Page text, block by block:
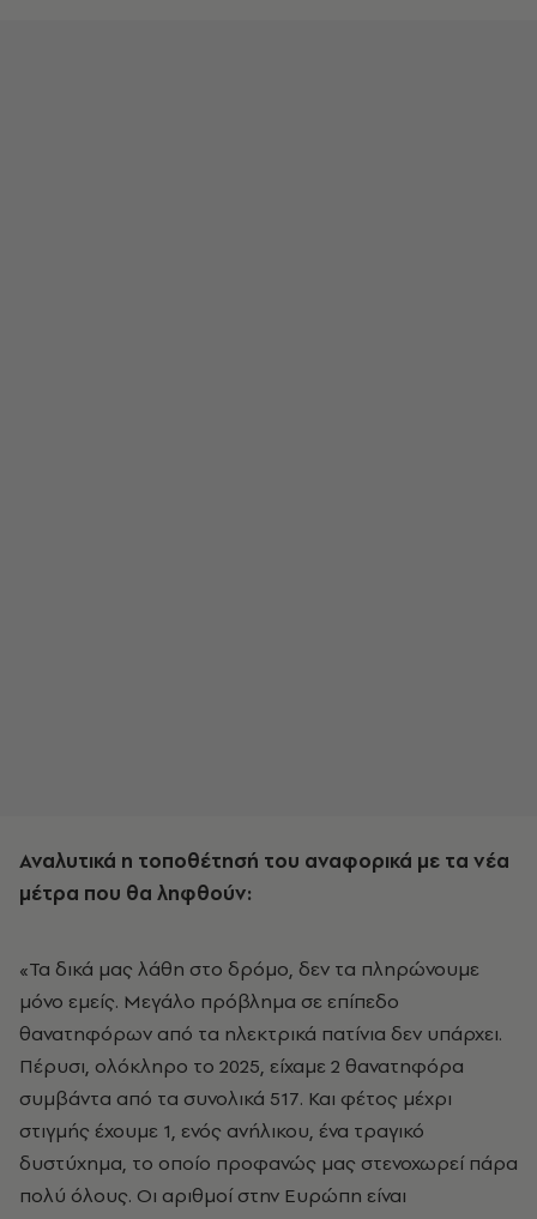
Αναλυτικά η τοποθέτησή του αναφορικά με τα νέα
μέτρα που θα ληφθούν:
«Τα δικά μας λάθη στο δρόμο, δεν τα πληρώνουμε
μόνο εμείς. Μεγάλο πρόβλημα σε επίπεδο
θανατηφόρων από τα ηλεκτρικά πατίνια δεν υπάρχει.
Πέρυσι, ολόκληρο το 2025, είχαμε 2 θανατηφόρα
συμβάντα από τα συνολικά 517. Και φέτος μέχρι
στιγμής έχουμε 1, ενός ανήλικου, ένα τραγικό
δυστύχημα, το οποίο προφανώς μας στενοχωρεί πάρα
πολύ όλους. Οι αριθμοί στην Ευρώπη είναι